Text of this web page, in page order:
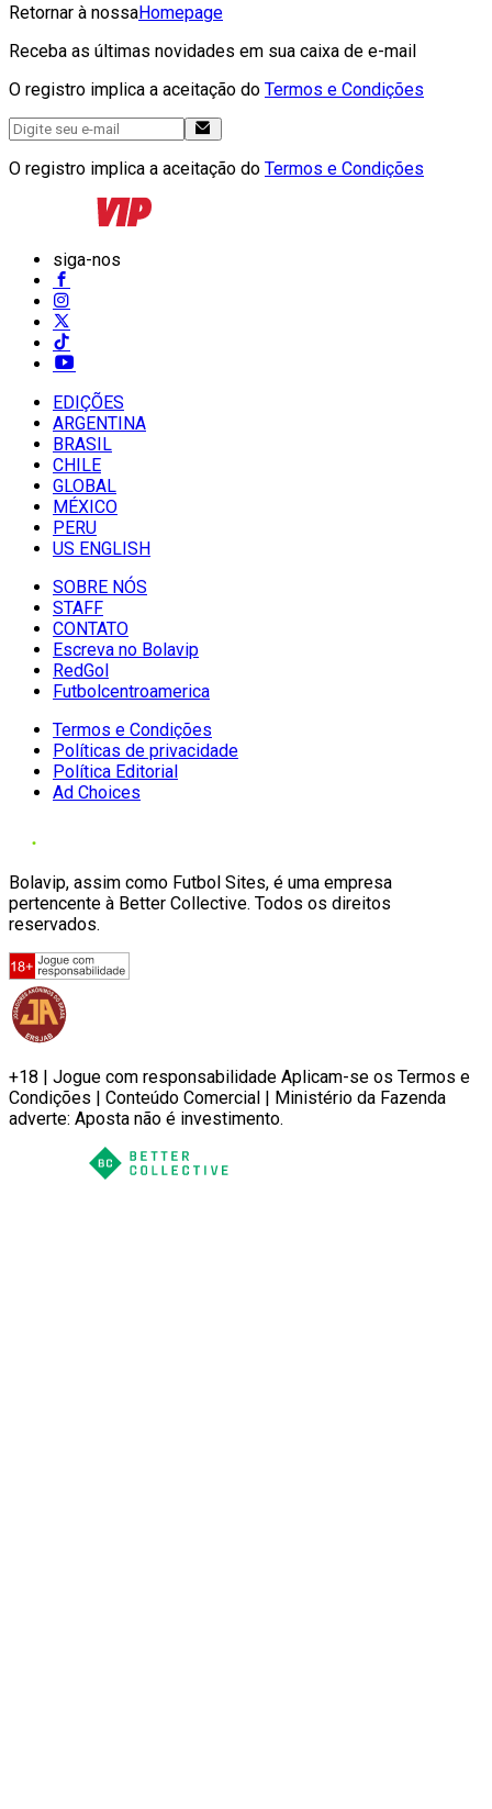
Retornar à nossaHomepage
Receba as últimas novidades em sua caixa de e-mail
O registro implica a aceitação do Termos e Condições
O registro implica a aceitação do Termos e Condições
siga-nos
EDIÇÕES
ARGENTINA
BRASIL
CHILE
GLOBAL
MÉXICO
PERU
US ENGLISH
SOBRE NÓS
STAFF
CONTATO
Escreva no Bolavip
RedGol
Futbolcentroamerica
Termos e Condições
Políticas de privacidade
Política Editorial
Ad Choices
Bolavip, assim como Futbol Sites, é uma empresa
pertencente à Better Collective. Todos os direitos
reservados.
+18 | Jogue com responsabilidade Aplicam-se os Termos e
Condições | Conteúdo Comercial | Ministério da Fazenda
adverte: Aposta não é investimento.